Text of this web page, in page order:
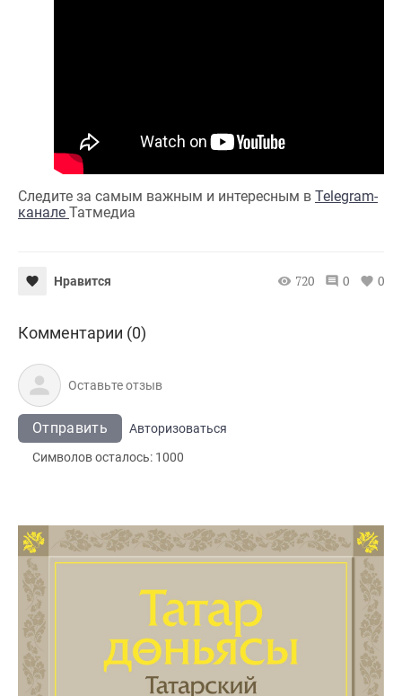
Следите за самым важным и интересным в Telegram-
канале Татмедиа
Нравится 720 0 0
Комментарии (0)
Отправить
Авторизоваться
Символов осталось: 1000